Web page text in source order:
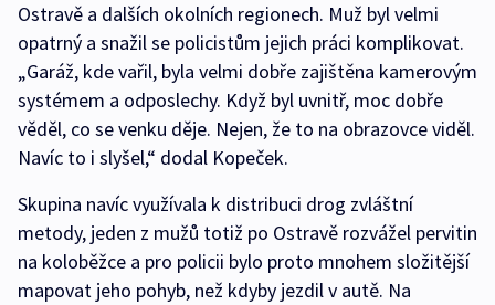
Ostravě a dalších okolních regionech. Muž byl velmi
opatrný a snažil se policistům jejich práci komplikovat.
„Garáž, kde vařil, byla velmi dobře zajištěna kamerovým
systémem a odposlechy. Když byl uvnitř, moc dobře
věděl, co se venku děje. Nejen, že to na obrazovce viděl.
Navíc to i slyšel,“ dodal Kopeček.
Skupina navíc využívala k distribuci drog zvláštní
metody, jeden z mužů totiž po Ostravě rozvážel pervitin
na koloběžce a pro policii bylo proto mnohem složitější
mapovat jeho pohyb, než kdyby jezdil v autě. Na